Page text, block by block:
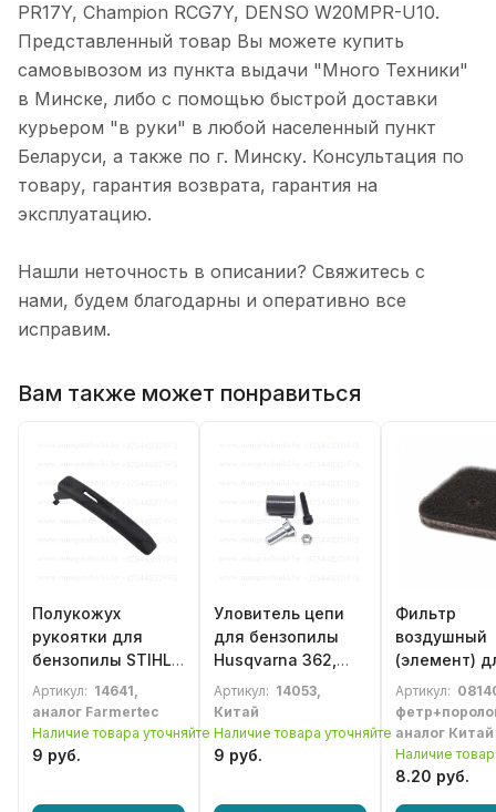
PR17Y, Champion RCG7Y, DENSO W20MPR-U10.
Представленный товар Вы можете купить
самовывозом из пункта выдачи "Много Техники"
в Минске, либо с помощью быстрой доставки
курьером "в руки" в любой населенный пункт
Беларуси, а также по г. Минску. Консультация по
товару, гарантия возврата, гарантия на
эксплуатацию.
Нашли неточность в описании? Свяжитесь с
нами, будем благодарны и оперативно все
исправим.
Вам также может понравиться
Полукожух
рукоятки для
бензопилы STIHL
MS210, MS230,
MS250, MS290
(1123 791 0600)
Артикул: 14641,
аналог Farmertec
Наличие товара уточняйте
9 руб.
Уловитель цепи
для бензопилы
Husqvarna 362,
365, 372
Артикул: 14053,
Китай
Наличие товара уточняйте
9 руб.
Фильтр
воздушный
(элемент)
STIHL FS90,
FS130
Артикул:
аналог Китай
Наличие
8.20 руб.